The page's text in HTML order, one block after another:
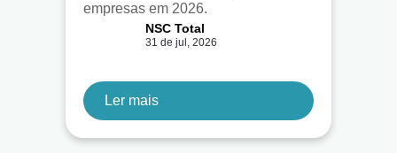
empresas em 2026.
NSC Total
31 de jul, 2026
Ler mais